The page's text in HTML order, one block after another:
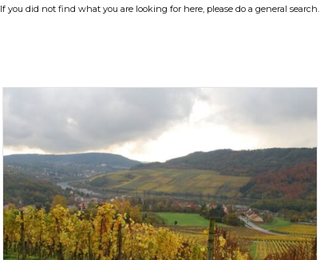
If you did not find what you are looking for here, please do a general search.